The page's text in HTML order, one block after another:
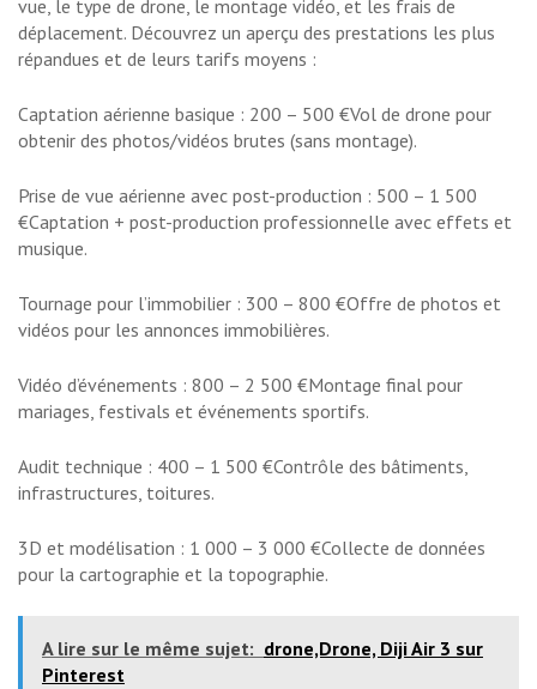
vue, le type de drone, le montage vidéo, et les frais de
déplacement. Découvrez un aperçu des prestations les plus
répandues et de leurs tarifs moyens :
Captation aérienne basique : 200 – 500 €Vol de drone pour
obtenir des photos/vidéos brutes (sans montage).
Prise de vue aérienne avec post-production : 500 – 1 500
€Captation + post-production professionnelle avec effets et
musique.
Tournage pour l’immobilier : 300 – 800 €Offre de photos et
vidéos pour les annonces immobilières.
Vidéo d’événements : 800 – 2 500 €Montage final pour
mariages, festivals et événements sportifs.
Audit technique : 400 – 1 500 €Contrôle des bâtiments,
infrastructures, toitures.
3D et modélisation : 1 000 – 3 000 €Collecte de données
pour la cartographie et la topographie.
A lire sur le même sujet: drone,Drone, Diji Air 3 sur
Pinterest